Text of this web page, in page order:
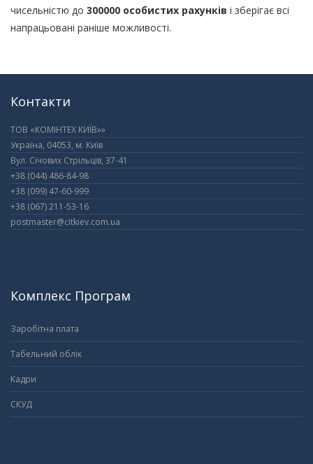
чисельністю до 300000 особистих рахунків і зберігає всі
напрацьовані раніше можливості.
Контакти
ТОВ «КОМІНТЕХ КИЇВ»»
Україна, 04053, м. Київ
Вул. Січових Стрільців, 37-41
+38 (044) 486-84-98
+38 (099) 47-60-999
+38 (067) 211-53-16
postmaster@citkiev.com.ua
Комплекс Програм
Заробітна плата
Табельний облік
Кадри
СКУД